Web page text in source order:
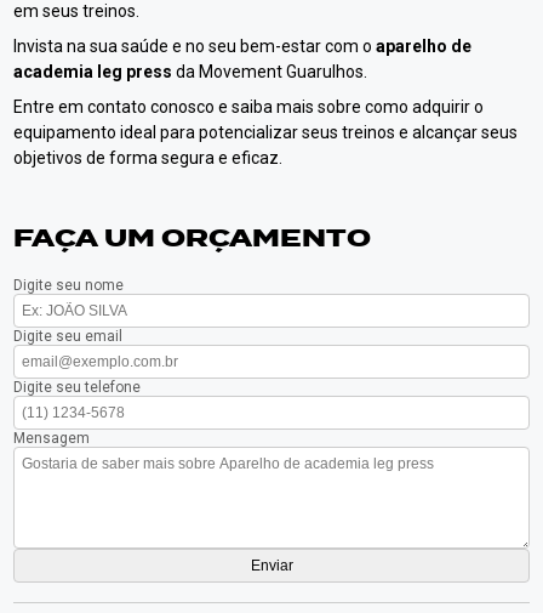
em seus treinos.
Invista na sua saúde e no seu bem-estar com oaparelho de
academia leg press da Movement Guarulhos.
Entre em contato conosco e saiba mais sobre como adquirir o
equipamento ideal para potencializar seus treinos e alcançar seus
objetivos de forma segura e eficaz.
FAÇA UM ORÇAMENTO
Digite seu nome
Digite seu email
Digite seu telefone
Mensagem